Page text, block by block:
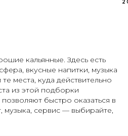
кальянные. Здесь есть
вкусные напитки, музыка
места, куда действительно
из этой подборки
быстро оказаться в
сервис — выбирайте,